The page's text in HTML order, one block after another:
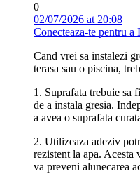
0
02/07/2026 at 20:08
Conecteaza-te pentru a
Cand vrei sa instalezi
terasa sau o piscina,
1. Suprafata trebuie sa
de a instala gresia.
a avea o suprafata
2. Utilizeaza adeziv
rezistent la apa. Acesta
va preveni alunecarea